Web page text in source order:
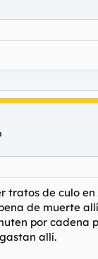
tratos de culo
de muerte
por cadena
allí.